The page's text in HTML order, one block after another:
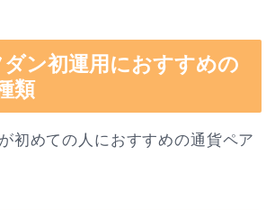
ン初運用におすすめの
類
初めての人におすすめの通貨ペア